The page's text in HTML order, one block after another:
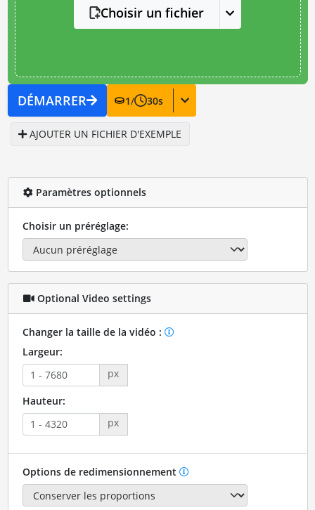
Choisir un fichier
DÉMARRER 1/ 30s
AJOUTER UN FICHIER D'EXEMPLE
Paramètres optionnels
Choisir un préréglage:
Optional Video settings
Changer la taille de la vidéo :
Largeur:
px
Hauteur:
px
Options de redimensionnement